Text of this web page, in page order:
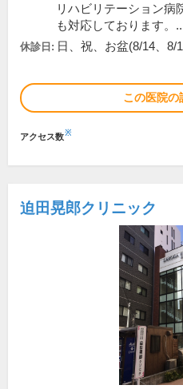
リハビリテーション病
も対応しております。
休診日: 日、祝、お盆(8/14、8/
この医院の
アクセス数※
迫田晃郎クリニック